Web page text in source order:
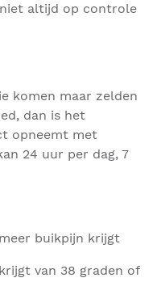
altijd op controle
komen maar zelden
dan is het
opneemt met
24 uur per dag, 7
buikpijn krijgt
van 38 graden of